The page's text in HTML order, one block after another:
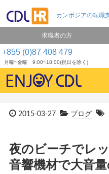
+855 (0)87 408 479
月曜~金曜 9:00~18:00(祝日を除く)
求職者の方
2015-03-27 ブログ
夜のビーチでレ
音響機材で大音